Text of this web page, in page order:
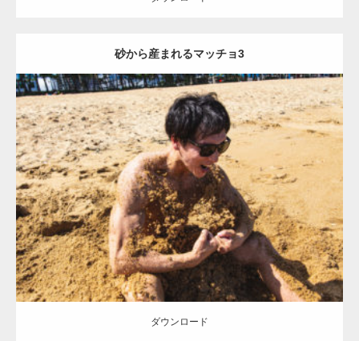
砂から産まれるマッチョ3
Update:2021.07.8
Category:海のマッチョ オレンジの人 AKIHITO(細マッチョ)
ダウンロード
ダウンロード